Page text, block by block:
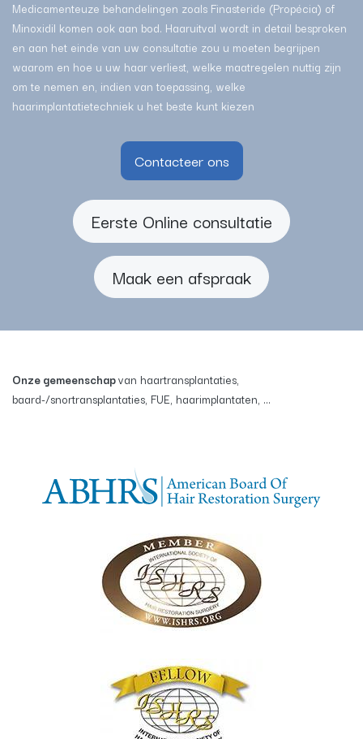
Medicamenteuze behandelingen zoals Finasteride (Propécia) of
Minoxidil komen ook aan bod. Haaruitval wordt in detail besproken
en aan het einde van uw consultatie zou u moeten begrijpen
waarom en hoe u uw haar verliest, welke maatregelen nuttig zijn
om te nemen en, indien van toepassing, welke
haarimplantatietechniek u het beste kunt kiezen
Contacteer ons
Eerste Online consultatie
Maak een afspraak
Onze gemeenschapvan haartransplantaties,
baard-/snortransplantaties, FUE, haarimplantaten, ...